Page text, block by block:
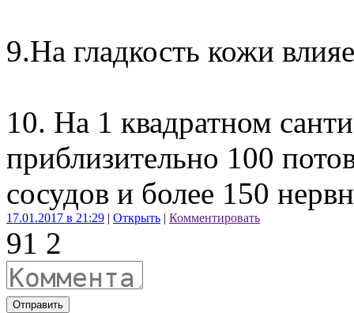
9.На гладкость кожи
10. На 1 квадратном
приблизительно 100
сосудов и более 150
17.01.2017 в 21:29 | Открыть | Комментировать
91 2
Отправить